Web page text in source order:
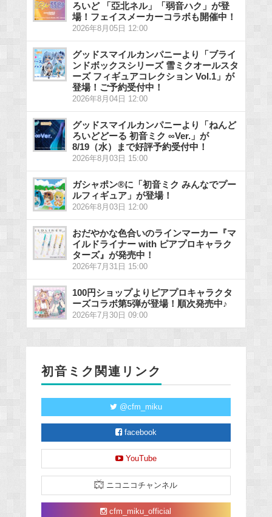
ろいど 「亞北ネル」「弱音ハク」が登
場！フェイスメーカーコラボも開催中！
2026年8月05日 12:00
グッドスマイルカンパニーより「ブライ
ンドボックスシリーズ 雪ミクオールスタ
ーズ フィギュアコレクション Vol.1」が
登場！ご予約受付中！
2026年8月04日 12:00
グッドスマイルカンパニーより「ねんど
ろいどどーる 初音ミク ∞Ver.」が
8/19（水）まで好評予約受付中！
2026年8月03日 15:00
ガシャポン®に「初音ミク みんなでプー
ルフィギュア」が登場！
2026年8月03日 12:00
おだやかな色合いのラインマーカー『マ
イルドライナー with ピアプロキャラク
ターズ』が発売中！
2026年7月31日 15:00
100円ショップよりピアプロキャラクタ
ーズコラボ第5弾が登場！順次発売中♪
2026年7月30日 09:00
初音ミク関連リンク
@cfm_miku
facebook
YouTube
ニコニコチャンネル
cfm_miku_official